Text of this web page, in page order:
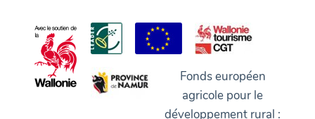
Fonds européen
agricole pour le
développement rural :